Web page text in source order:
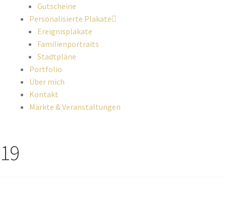
Gutscheine
Personalisierte Plakate
Ereignisplakate
Familienportraits
Stadtpläne
Portfolio
Über mich
Kontakt
Märkte & Veranstaltungen
19